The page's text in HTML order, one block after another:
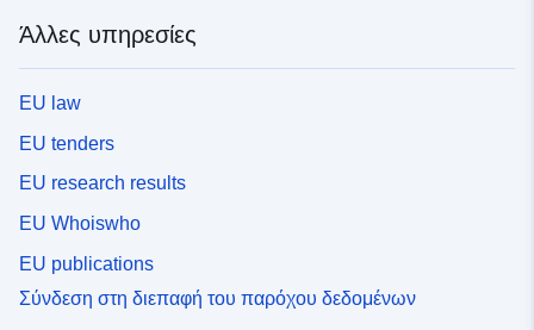
Άλλες υπηρεσίες
EU law
EU tenders
EU research results
EU Whoiswho
EU publications
Σύνδεση στη διεπαφή του παρόχου δεδομένων